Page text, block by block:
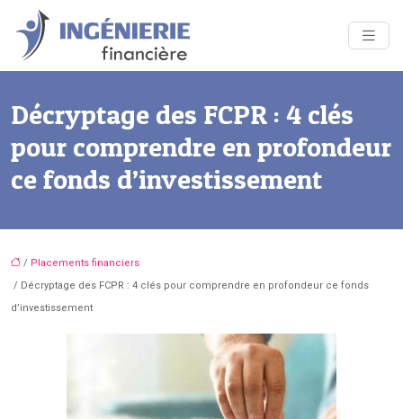
Décryptage des FCPR : 4 clés
pour comprendre en profondeur
ce fonds d’investissement
/ Placements financiers
/ Décryptage des FCPR : 4 clés pour comprendre en profondeur ce fonds
d’investissement